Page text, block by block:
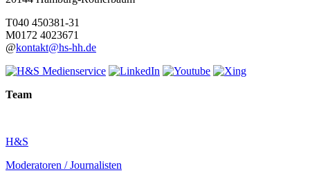
T040 450381-31
M0172 4023671
@kontakt@hs-hh.de
Team
H&S
Moderatoren / Journalisten